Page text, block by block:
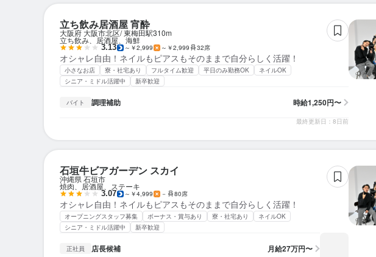
立ち飲み居酒屋 宵酔
大阪府 大阪市北区 東梅田駅310m
立ち飲み、居酒屋、海鮮
3.13 ～￥2,999 ～￥2,999 32席
オシャレ自由！ネイルもピアスもそのままで自分らしく活躍！
小さなお店 寮・社宅あり フルタイム歓迎 平日のみ勤務OK
ネイルOK
シニア・ミドル活躍中
新卒歓迎
バイト 調理補助 時給1,250円〜
最終更新日：8日前
石垣牛ビアガーデン スカイ
沖縄県 石垣市
焼肉、居酒屋、ステーキ
3.07 ～￥4,999 － 80席
オシャレ自由！ネイルもピアスもそのままで自分らしく活躍！
オープニングスタッフ募集 ボーナス・賞与あり 寮・社宅あり
ネイルOK
シニア・ミドル活躍中
新卒歓迎
正社員 店長候補 月給27万円〜